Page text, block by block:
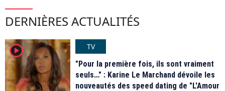
DERNIÈRES ACTUALITÉS
player2
TV
"Pour la première fois, ils sont vraiment
seuls…" : Karine Le Marchand dévoile les
nouveautés des speed dating de "L'Amour